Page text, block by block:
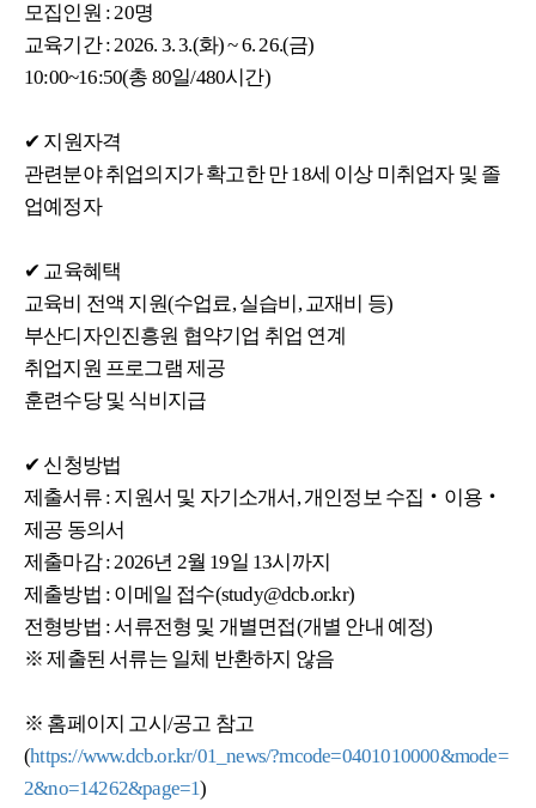
모집인원 : 20명
교육기간 : 2026. 3. 3.(화) ~ 6. 26.(금)
10:00~16:50(총 80일/480시간)
✔ 지원자격
관련분야 취업의지가 확고한 만 18세 이상 미취업자 및 졸
업예정자
✔ 교육혜택
교육비 전액 지원(수업료, 실습비, 교재비 등)
부산디자인진흥원 협약기업 취업 연계
취업지원 프로그램 제공
훈련수당 및 식비지급
✔ 신청방법
제출서류 : 지원서 및 자기소개서, 개인정보 수집‧이용‧
제공 동의서
제출마감 : 2026년 2월 19일 13시까지
제출방법 : 이메일 접수(study@dcb.or.kr)
전형방법 : 서류전형 및 개별면접(개별 안내 예정)
※ 제출된 서류는 일체 반환하지 않음
※ 홈페이지 고시/공고 참고
(https://www.dcb.or.kr/01_news/?mcode=0401010000&mode=
2&no=14262&page=1)